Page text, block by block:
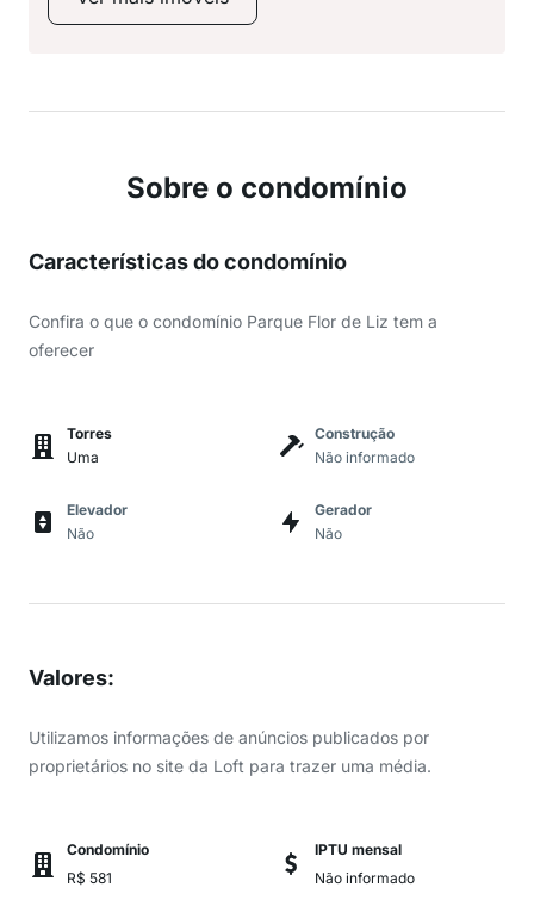
Sobre o condomínio
Características do condomínio
Confira o que o condomínio Parque Flor de Liz tem a
oferecer
Torres
Uma
Construção
Não informado
Elevador
Não
Gerador
Não
Valores:
Utilizamos informações de anúncios publicados por
proprietários no site da Loft para trazer uma média.
Condomínio
R$ 581
IPTU mensal
Não informado